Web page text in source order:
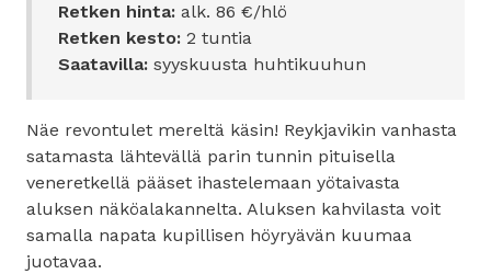
Retken hinta: alk. 86 €/hlö
Retken kesto: 2 tuntia
Saatavilla: syyskuusta huhtikuuhun
Näe revontulet mereltä käsin! Reykjavikin vanhasta
satamasta lähtevällä parin tunnin pituisella
veneretkellä pääset ihastelemaan yötaivasta
aluksen näköalakannelta. Aluksen kahvilasta voit
samalla napata kupillisen höyryävän kuumaa
juotavaa.